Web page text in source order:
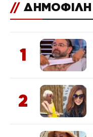
// ΔΗΜΟΦΙΛΗ
1
2